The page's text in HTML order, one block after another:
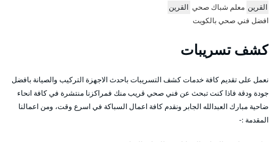
القرين معلم شباك صحي القرين
افضل فني صحي بالكويت
كشف تسريبات
نعمل على تقديم كافة خدمات كشف التسريبات باحدث الاجهزة التركيب والصيانة بافضل
جودة ودقة فاذا كنت تبحث عن فني صحي قريب منك فمراكزنا منتشرة في كافة انحاء
ضاحية مبارك العبدالله الجابر ونقدم كافة اعمال السباكة في اسرع وقت، ومن اعمالنا
المقدمة :-